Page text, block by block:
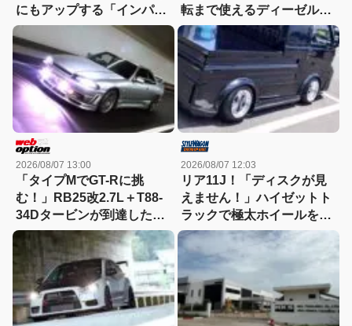
にもアップする「インパク
トVIP!!」規格外！
転まで使えるディーゼルタ
ーボ仕様が熱い!!
2026/08/07 13:00
「タイプMでGT-Rに挑
む！」RB25改2.7L＋T88-
34Dタービンが到達した
300km/hの領域
2026/08/07 12:03
リア11J！「ディスクが見
えません！」ハイゼットト
ラックで極太ホイールを履
きこなす！